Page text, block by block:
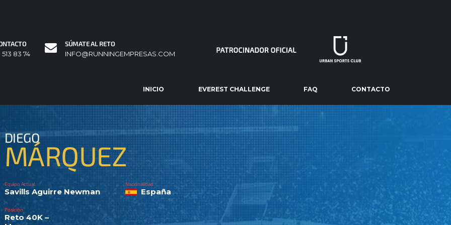
513 83 74
SÚMATE AL RETO
INFO@RUNNINGEMPRESAS.COM
INICIO EVEREST CHALLENGE FAQ CONTACTO
DIEGO
MÁRQUEZ
Equipo Actual
Savills Aguirre Newman
Nacionalidad
España
Posición
Reto 40K –